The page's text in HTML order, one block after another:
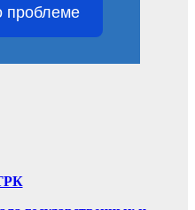
проблеме